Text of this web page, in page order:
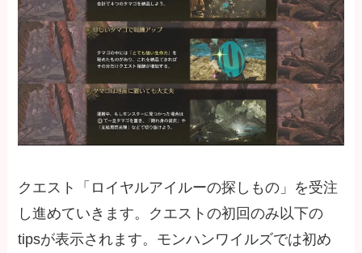
クエスト「ロイヤルアイルーの探しもの」を受注
し進めていきます。クエストの初回のみ以下の
tipsが表示されます。モンハンワイルズでは初め